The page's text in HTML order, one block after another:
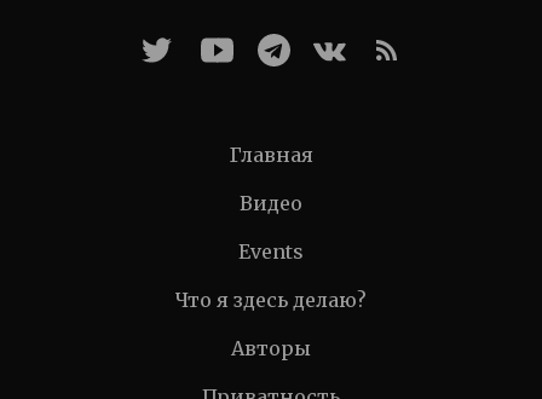
Главная
Видео
Events
Что я здесь делаю?
Авторы